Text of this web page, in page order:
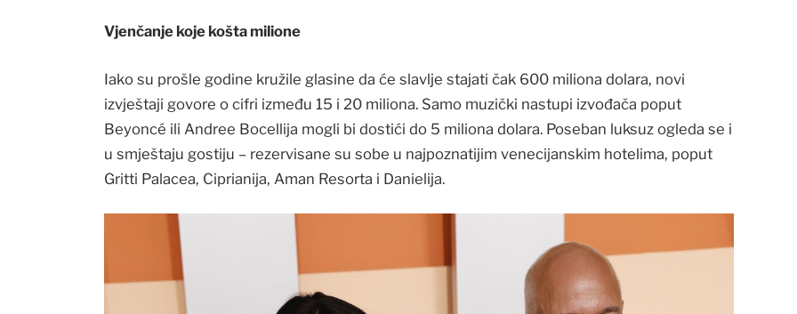
Vjenčanje koje košta milione
Iako su prošle godine kružile glasine da će slavlje stajati čak 600 miliona dolara, novi
izvještaji govore o cifri između 15 i 20 miliona. Samo muzički nastupi izvođača poput
Beyoncé ili Andree Bocellija mogli bi dostići do 5 miliona dolara. Poseban luksuz ogleda se i
u smještaju gostiju – rezervisane su sobe u najpoznatijim venecijanskim hotelima, poput
Gritti Palacea, Ciprianija, Aman Resorta i Danielija.